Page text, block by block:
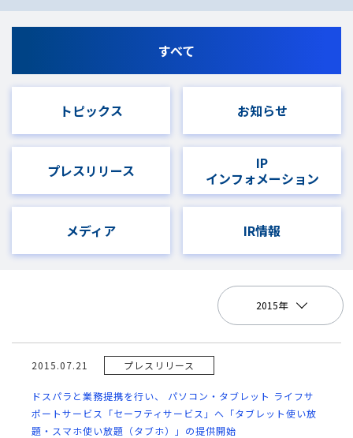
すべて
トピックス お知らせ
プレスリリース
IP
インフォメーション
メディア IR情報
2015年
2015.07.21 プレスリリース
ドスパラと業務提携を行い、 パソコン・タブレット ライフサ
ポートサービス「セーフティサービス」へ「タブレット使い放
題・スマホ使い放題（タブホ）」の提供開始